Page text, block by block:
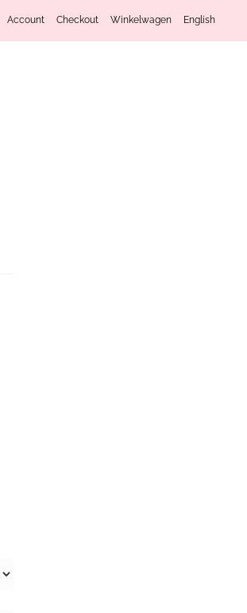
Account Checkout Winkelwagen English